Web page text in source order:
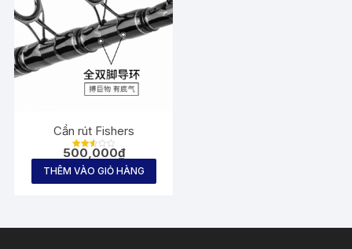
Cần rút Fishers
Được
hạng
5
500,000₫
THÊM VÀO GIỎ HÀNG